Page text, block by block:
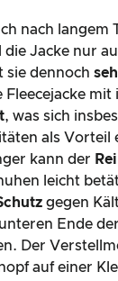
nach langem
die Jacke nur
sie dennoch
Fleecejacke
, was sich
als Vorteil
kann der
leicht
gegen
Ende
Der
auf einer